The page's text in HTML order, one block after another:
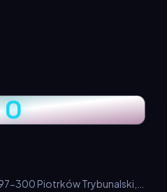
O
300 Piotrków Trybunalski,